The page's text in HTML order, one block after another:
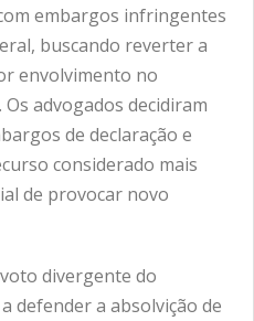
embargos infringentes
buscando reverter a
envolvimento no
advogados decidiram
de declaração e
considerado mais
de provocar novo
divergente do
defender a absolvição de